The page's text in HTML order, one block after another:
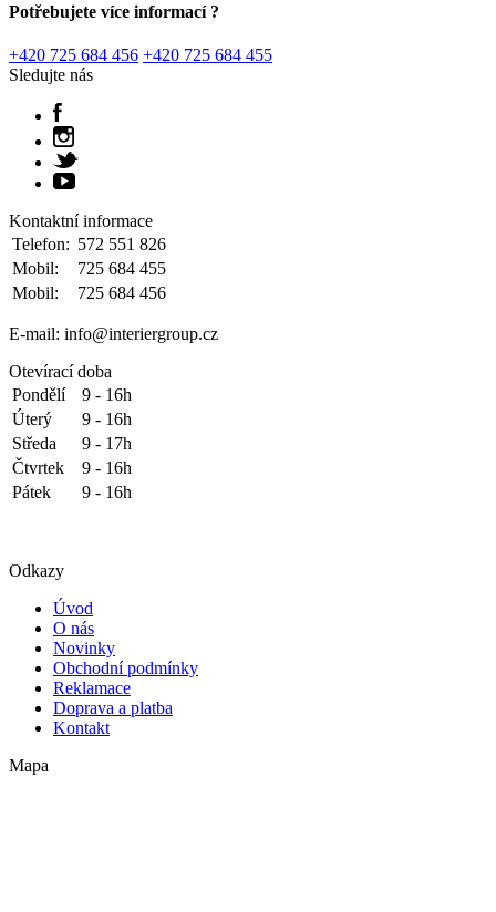
Potřebujete více informací ?
+420 725 684 456 +420 725 684 455
Sledujte nás
Kontaktní informace
Telefon: 572 551 826
Mobil:
725 684 455
Mobil:
725 684 456
E-mail: info@interiergroup.cz
Otevírací doba
Pondělí
9 - 16h
Úterý
9 - 16h
Středa
9 - 17h
Čtvrtek
9 - 16h
Pátek
9 - 16h
Odkazy
Úvod
O nás
Novinky
Obchodní podmínky
Reklamace
Doprava a platba
Kontakt
Mapa